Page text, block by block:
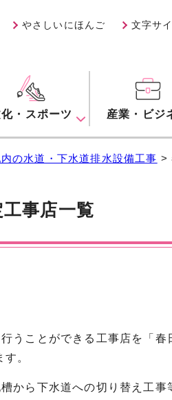
やさしいにほんご 文字サ
・スポーツ 産業・ビジ
の水道・下水道排水設備工事 >
事店一覧
うことができる工事店を「春
。
から下水道への切り替え工